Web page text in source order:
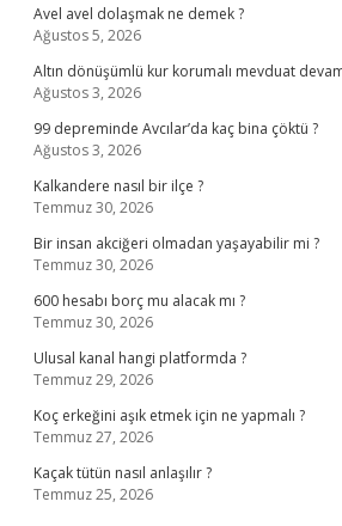
Avel avel dolaşmak ne demek ?
Ağustos 5, 2026
Altın dönüşümlü kur korumalı mevduat
Ağustos 3, 2026
99 depreminde Avcılar’da kaç bina çöktü ?
Ağustos 3, 2026
Kalkandere nasıl bir ilçe ?
Temmuz 30, 2026
Bir insan akciğeri olmadan yaşayabilir mi ?
Temmuz 30, 2026
600 hesabı borç mu alacak mı ?
Temmuz 30, 2026
Ulusal kanal hangi platformda ?
Temmuz 29, 2026
Koç erkeğini aşık etmek için ne yapmalı ?
Temmuz 27, 2026
Kaçak tütün nasıl anlaşılır ?
Temmuz 25, 2026